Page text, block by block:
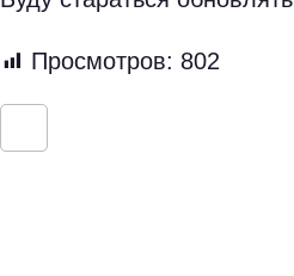
Просмотров: 802